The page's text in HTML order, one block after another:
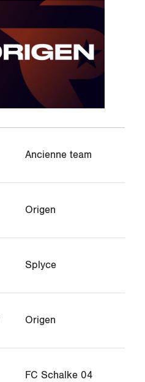
Ancienne team
Origen
Splyce
Origen
FC Schalke 04